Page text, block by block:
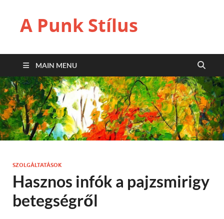
A Punk Stílus
MAIN MENU
SZOLGÁLTATÁSOK
Hasznos infók a pajzsmirigy
betegségről